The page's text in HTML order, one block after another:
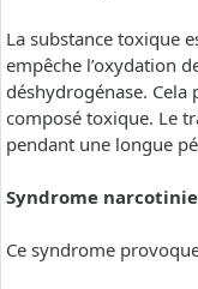
La substance toxique
empêche l’oxydation
déshydrogénase. Cela
composé toxique. Le
pendant une longue
Syndrome
Ce syndrome